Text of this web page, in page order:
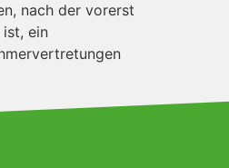
nach der vorerst
ein